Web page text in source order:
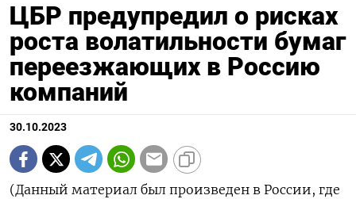
ЦБР предупредил о рисках
роста волатильности бумаг
переезжающих в Россию
компаний
30.10.2023
(Данный материал был произведен в России, где